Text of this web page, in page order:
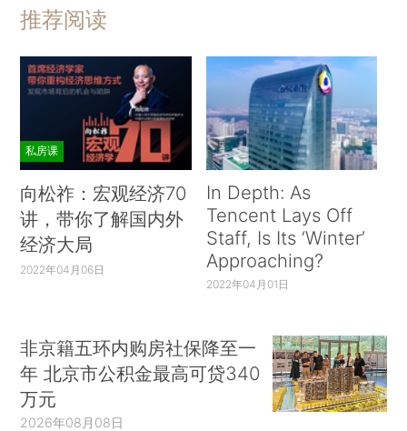
推荐阅读
私房课
向松祚：宏观经济70
讲，带你了解国内外
经济大局
2022年04月06日
In Depth: As
Tencent Lays Off
Staff, Is Its ‘Winter’
Approaching?
2022年04月01日
非京籍五环内购房社保降至一
年 北京市公积金最高可贷340
万元
2026年08月08日